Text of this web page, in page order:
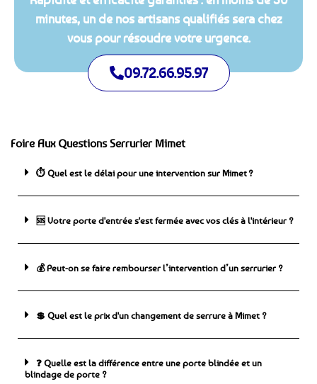
minutes, un de nos artisans qualifiés sera chez
vous pour résoudre votre urgence.
09.72.66.95.97
Foire Aux Questions Serrurier Mimet
⏱️ Quel est le délai pour une intervention sur Mimet ?
🆘 ️Votre porte d'entrée s'est fermée avec vos clés à l'intérieur ?
💰 Peut-on se faire rembourser l’intervention d’un serrurier ?
💲 Quel est le prix d'un changement de serrure à Mimet ?
❓ Quelle est la différence entre une porte blindée et un
blindage de porte ?